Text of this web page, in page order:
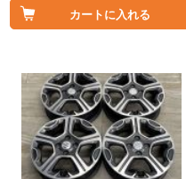
カートに入れる